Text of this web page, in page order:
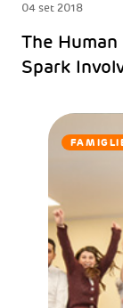
04 set 2018
The
Spark